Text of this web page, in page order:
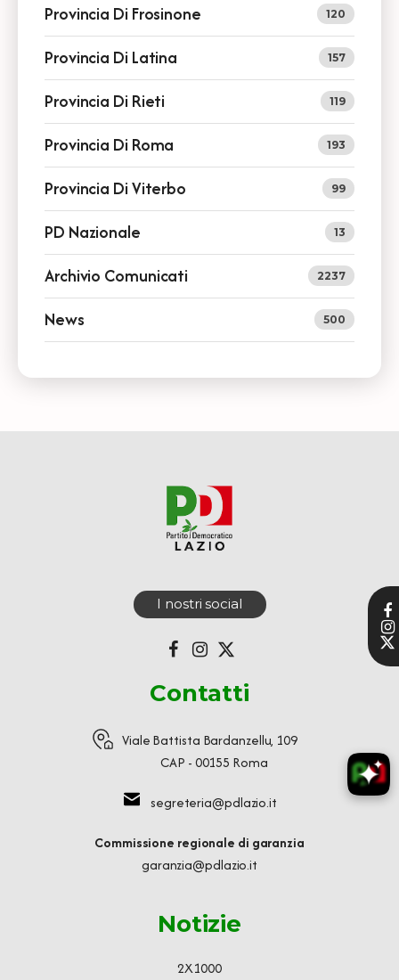
Provincia Di Frosinone 120
Provincia Di Latina 157
Provincia Di Rieti 119
Provincia Di Roma 193
Provincia Di Viterbo 99
PD Nazionale 13
Archivio Comunicati 2237
News 500
I nostri social
Contatti
Viale Battista Bardanzellu, 109
CAP - 00155 Roma
segreteria@pdlazio.it
Commissione regionale di garanzia
garanzia@pdlazio.it
Notizie
2X1000